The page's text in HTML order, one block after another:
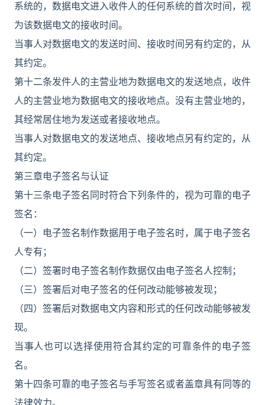
系统的，数据电文进入收件人的任何系统的首次时间，视
为该数据电文的接收时间。
当事人对数据电文的发送时间、接收时间另有约定的，从
其约定。
第十二条发件人的主营业地为数据电文的发送地点，收件
人的主营业地为数据电文的接收地点。没有主营业地的，
其经常居住地为发送或者接收地点。
当事人对数据电文的发送地点、接收地点另有约定的，从
其约定。
第三章电子签名与认证
第十三条电子签名同时符合下列条件的，视为可靠的电子
签名：
（一）电子签名制作数据用于电子签名时，属于电子签名
人专有；
（二）签署时电子签名制作数据仅由电子签名人控制；
（三）签署后对电子签名的任何改动能够被发现；
（四）签署后对数据电文内容和形式的任何改动能够被发
现。
当事人也可以选择使用符合其约定的可靠条件的电子签
名。
第十四条可靠的电子签名与手写签名或者盖章具有同等的
法律效力。